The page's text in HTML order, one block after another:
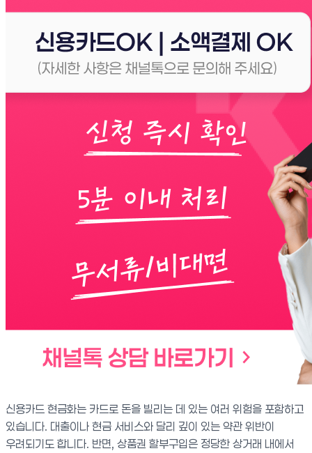
신용카드 현금화는 카드로 돈을 빌리는 데 있는 여러 위험을 포함하고
있습니다. 대출이나 현금 서비스와 달리 깊이 있는 약관 위반이
우려되기도 합니다. 반면, 상품권 할부구입은 정당한 상거래 내에서